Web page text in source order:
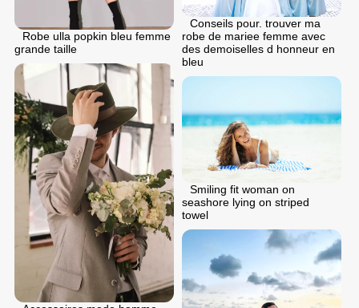
Robe ulla popkin bleu femme
grande taille
Conseils pour. trouver ma
robe de mariee femme avec
des demoiselles d honneur en
bleu
Smiling fit woman on
seashore lying on striped
towel